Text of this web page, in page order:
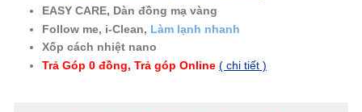
EASY CARE, Dàn đồng mạ vàng
Follow me, i-Clean, Làm lạnh nhanh
Xốp cách nhiệt nano
Trả Góp 0 đồng, Trả góp Online ( chi tiết )